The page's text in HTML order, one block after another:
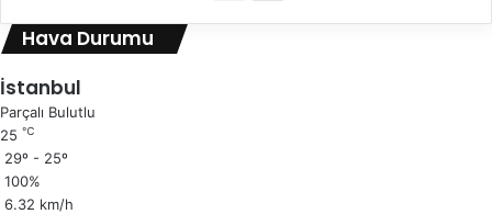
Hava Durumu
İstanbul
Parçalı Bulutlu
25 ℃
29º - 25º
100%
6.32 km/h